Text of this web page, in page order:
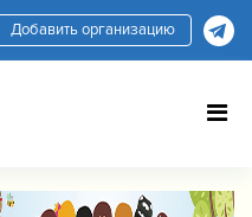
Добавить организацию